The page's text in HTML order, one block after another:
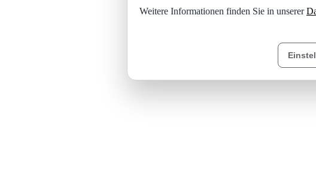
Weitere Informationen finden Sie in unserer